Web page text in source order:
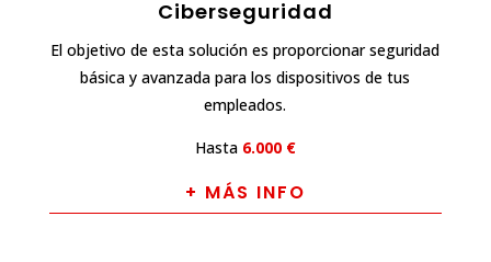
Ciberseguridad
El objetivo de esta solución es proporcionar seguridad
básica y avanzada para los dispositivos de tus
empleados.
Hasta 6.000 €
+ MÁS INFO